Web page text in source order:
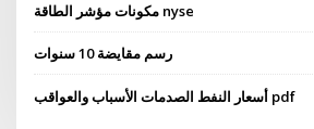
مكونات مؤشر الطاقة nyse
رسم مقايضة 10 سنوات
أسعار النفط الصدمات الأسباب والعواقب pdf